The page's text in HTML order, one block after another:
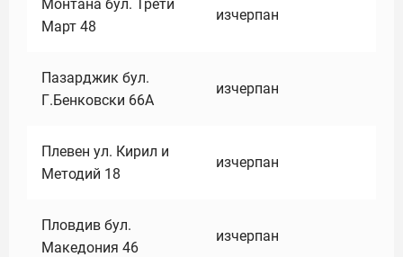
Монтана бул. Трети
Март 48
изчерпан
Пазарджик бул.
Г.Бенковски 66А
изчерпан
Плевен ул. Кирил и
Методий 18
изчерпан
Пловдив бул.
Македония 46
изчерпан